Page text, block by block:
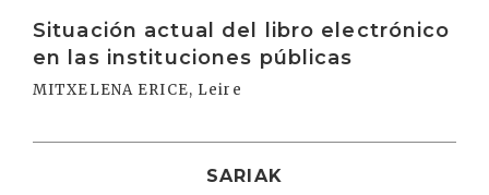
Situación actual del libro electrónico
en las instituciones públicas
MITXELENA ERICE, Leire
SARIAK